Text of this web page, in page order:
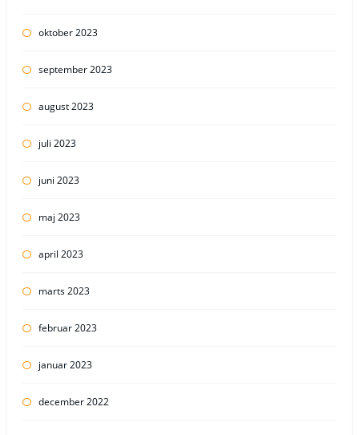
oktober 2023
september 2023
august 2023
juli 2023
juni 2023
maj 2023
april 2023
marts 2023
februar 2023
januar 2023
december 2022